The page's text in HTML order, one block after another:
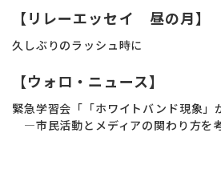
【リレーエッセイ 昼の月】
久しぶりのラッシュ時に
【ウォロ・ニュース】
緊急学習会「「ホワイトバンド現象」
―市民活動とメディアの関わり方を